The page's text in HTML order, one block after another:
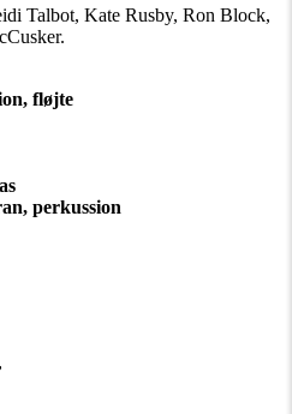
Talbot, Kate Rusby, Ron Block,
fløjte
perkussion